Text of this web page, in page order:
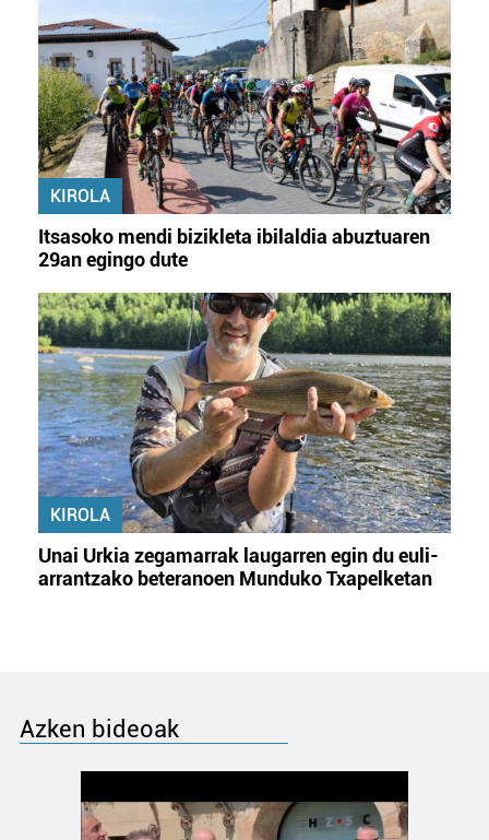
KIROLA
Itsasoko mendi bizikleta ibilaldia abuztuaren
29an egingo dute
KIROLA
Unai Urkia zegamarrak laugarren egin du euli-
arrantzako beteranoen Munduko Txapelketan
Azken bideoak